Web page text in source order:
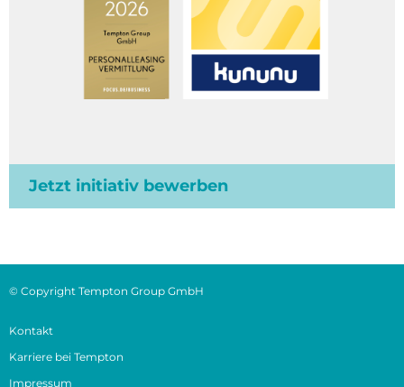
Jetzt initiativ bewerben
© Copyright Tempton Group GmbH
Kontakt
Karriere bei Tempton
Impressum